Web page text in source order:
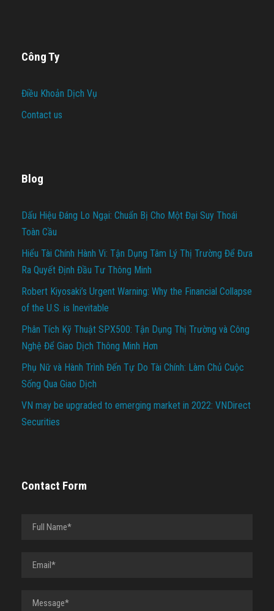
Công Ty
Điều Khoản Dịch Vụ
Contact us
Blog
Dấu Hiệu Đáng Lo Ngại: Chuẩn Bị Cho Một Đại Suy Thoái
Toàn Cầu
Hiểu Tài Chính Hành Vi: Tận Dụng Tâm Lý Thị Trường Để Đưa
Ra Quyết Định Đầu Tư Thông Minh
Robert Kiyosaki’s Urgent Warning: Why the Financial Collapse
of the U.S. is Inevitable
Phân Tích Kỹ Thuật SPX500: Tận Dụng Thị Trường và Công
Nghệ Để Giao Dịch Thông Minh Hơn
Phụ Nữ và Hành Trình Đến Tự Do Tài Chính: Làm Chủ Cuộc
Sống Qua Giao Dịch
VN may be upgraded to emerging market in 2022: VNDirect
Securities
Contact Form